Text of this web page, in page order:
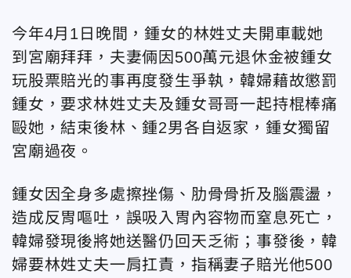
今年4月1日晚間，鍾女的林姓丈夫開車載她
到宮廟拜拜，夫妻倆因500萬元退休金被鍾女
玩股票賠光的事再度發生爭執，韓婦藉故懲罰
鍾女，要求林姓丈夫及鍾女哥哥一起持棍棒痛
毆她，結束後林、鍾2男各自返家，鍾女獨留
宮廟過夜。
鍾女因全身多處擦挫傷、肋骨骨折及腦震盪，
造成反胃嘔吐，誤吸入胃內容物而窒息死亡，
韓婦發現後將她送醫仍回天乏術；事發後，韓
婦要林姓丈夫一肩扛責，指稱妻子賠光他500